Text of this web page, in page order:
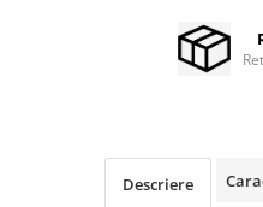
Microfoane pt Camere Video
Microfoane pt instalatii si
Microfoane stereo
Microfoane Suspendabile
Descriere